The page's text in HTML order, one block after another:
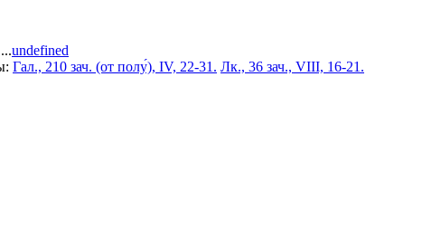
undefined
Гал., 210 зач. (от полу́), IV, 22-31. Лк., 36 зач., VIII, 16-21.